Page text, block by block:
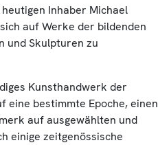
Inhaber Michael
auf Werke der bildenden
und Skulpturen zu
Kunsthandwerk der
eine bestimmte Epoche, einen
auf ausgewählten und
einige zeitgenössische